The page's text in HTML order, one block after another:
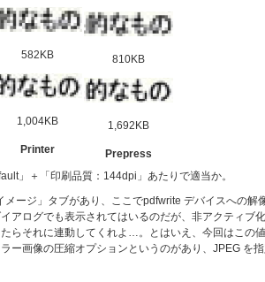
582KB
810KB
1,004KB
1,692KB
Printer
Prepress
」＋「印刷品質：144dpi」あたりで適当か。
ージ」タブがあり、ここでpdfwrite デバイスへの解
アログでも表示されてはいるのだが、非アクティブ化
らそれに連動してくれよ…。とはいえ、今回はこの値
ー画像の圧縮オプションというのがあり、JPEG を